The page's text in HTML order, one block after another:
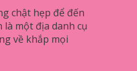
chật hẹp để đến
là một địa danh cụ
về khắp mọi